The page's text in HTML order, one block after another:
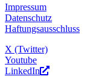
Impressum
Datenschutz
Haftungsausschluss
X (Twitter)
Youtube
LinkedIn